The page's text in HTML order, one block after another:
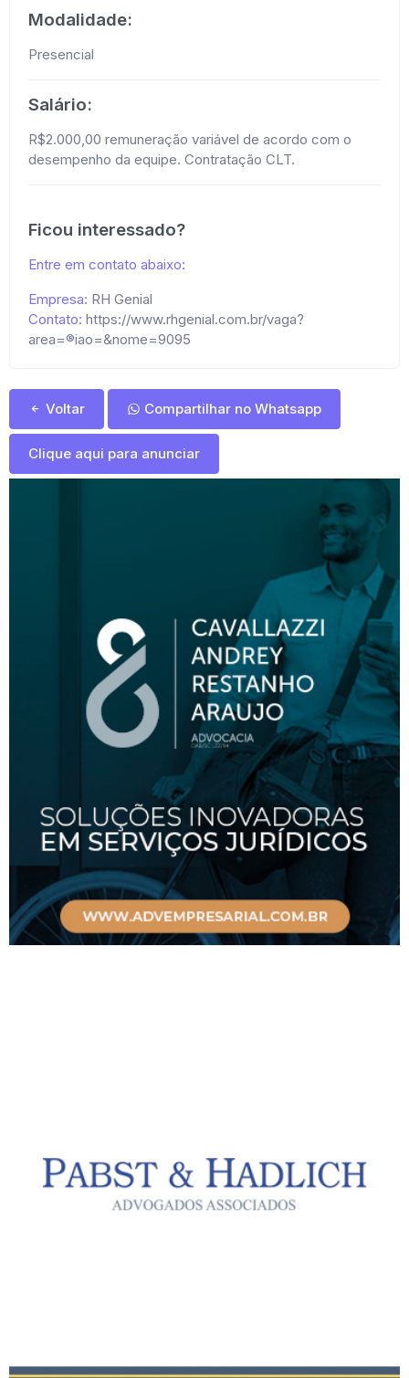
Modalidade:
Presencial
Salário:
R$2.000,00 remuneração variável de acordo com o
desempenho da equipe. Contratação CLT.
Ficou interessado?
Entre em contato abaixo:
Empresa: RH Genial
Contato: https://www.rhgenial.com.br/vaga?
area=®iao=&nome=9095
Voltar Compartilhar no Whatsapp
Clique aqui para anunciar